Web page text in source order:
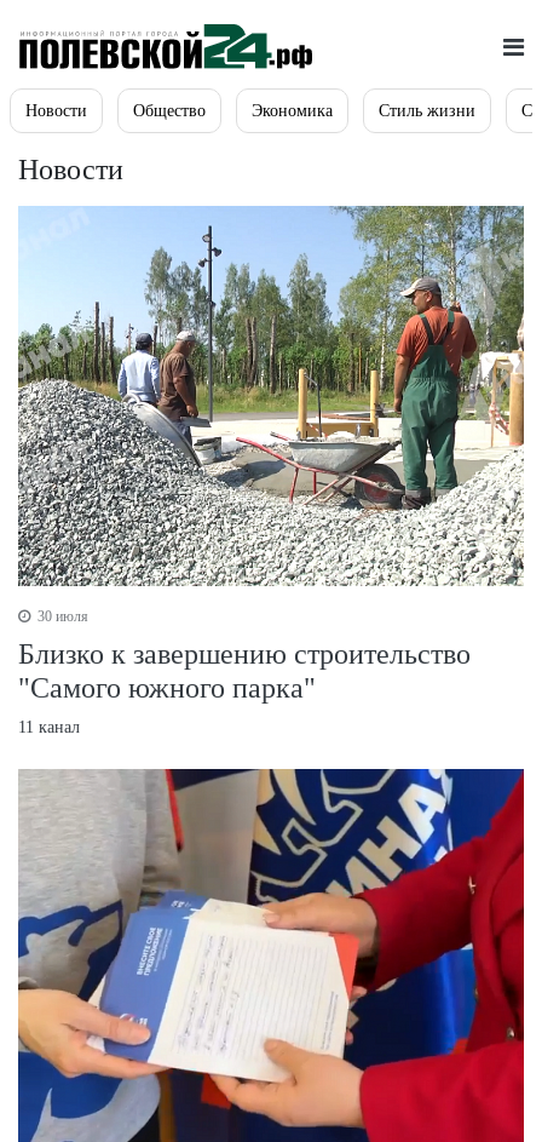
Новости Общество Экономика Стиль жизни
Новости
30 июля
Близко к завершению строительство
"Самого южного парка"
11 канал